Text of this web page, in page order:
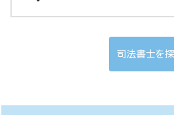
司法書士を